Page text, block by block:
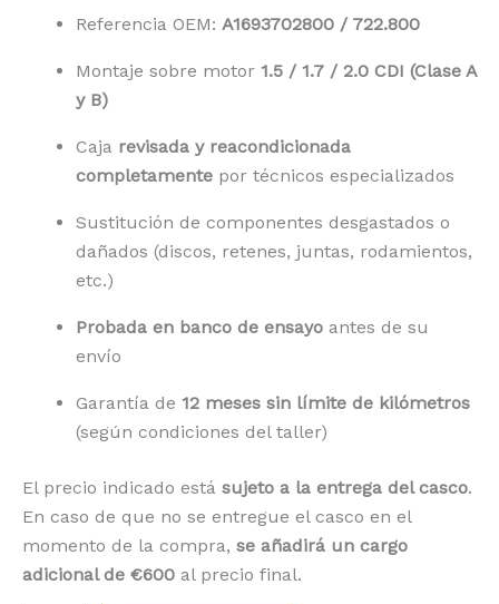
Referencia OEM: A1693702800 / 722.800
Montaje sobre motor 1.5 / 1.7 / 2.0 CDI (Clase A
y B)
Caja revisada y reacondicionada
completamente por técnicos especializados
Sustitución de componentes desgastados o
dañados (discos, retenes, juntas, rodamientos,
etc.)
Probada en banco de ensayo antes de su
envío
Garantía de 12 meses sin límite de kilómetros
(según condiciones del taller)
El precio indicado está sujeto a la entrega del casco.
En caso de que no se entregue el casco en el
momento de la compra, se añadirá un cargo
adicional de €600 al precio final.